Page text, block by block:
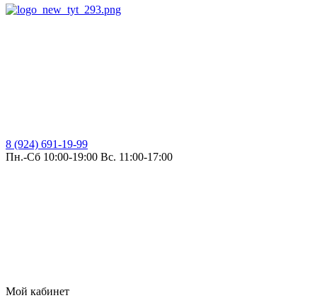
8 (924) 691-19-99
Пн.-Сб 10:00-19:00 Вс. 11:00-17:00
Мой кабинет